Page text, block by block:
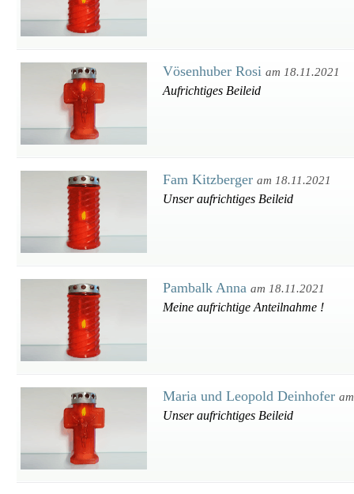
Vösenhuber Rosi am 18.11.2021
Aufrichtiges Beileid
Fam Kitzberger am 18.11.2021
Unser aufrichtiges Beileid
Pambalk Anna am 18.11.2021
Meine aufrichtige Anteilnahme !
Maria und Leopold Deinhofer
Unser aufrichtiges Beileid